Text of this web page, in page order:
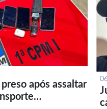
após assaltar